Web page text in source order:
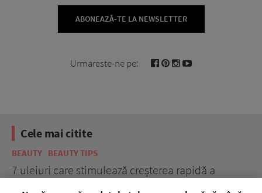
ABONEAZĂ-TE LA NEWSLETTER
Urmareste-ne pe:
Cele mai citite
BEAUTY BEAUTY TIPS
7 uleiuri care stimulează creșterea rapidă a